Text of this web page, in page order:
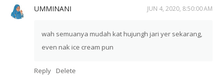
UMMINANI JUN 4, 2020, 8:50:00 AM
wah semuanya mudah kat hujungh jari yer sekarang,
even nak ice cream pun
Reply Delete